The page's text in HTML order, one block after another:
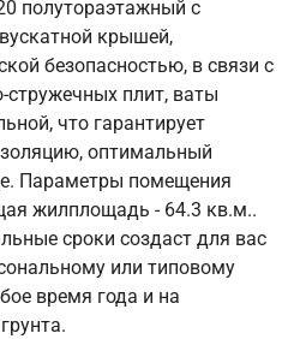
полутораэтажный с
крышей,
безопасностью, в связи с
стружечных плит, ваты
что гарантирует
оптимальный
Параметры помещения
жилплощадь - 64.3 кв.м..
сроки создаст для вас
или типовому
время года и на